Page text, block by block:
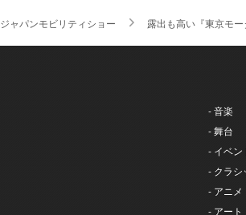
ジャパンモビリティショー 露出も高い『東京モ
- 音楽
- 舞台
- イベン
- クラシ
- アニメ
- アート